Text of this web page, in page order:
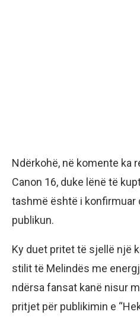
Ndërkohë, në komente ka
Canon 16, duke lënë të
tashmë është i konfirmuar
publikun.
Ky duet pritet të sjellë një
stilit të Melindës me
ndërsa fansat kanë nisur
pritjet për publikimin e